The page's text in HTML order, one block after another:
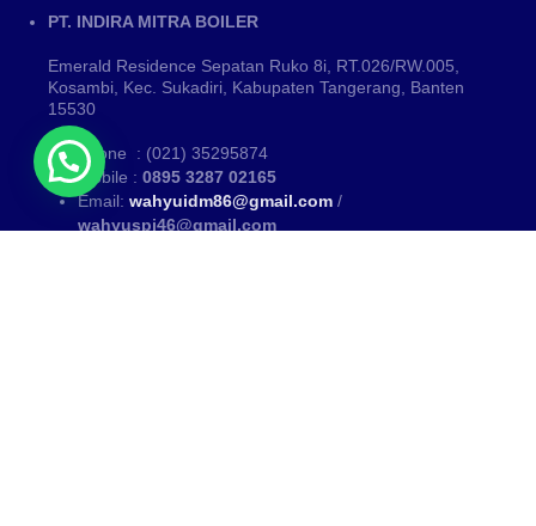
PT. INDIRA MITRA BOILER
Emerald Residence Sepatan Ruko 8i, RT.026/RW.005,
Kosambi, Kec. Sukadiri, Kabupaten Tangerang, Banten
15530
Phone : (021) 35295874
Mobile : 0895 3287 02165
Email: wahyuidm86@gmail.com /
wahyuspi46@gmail.com